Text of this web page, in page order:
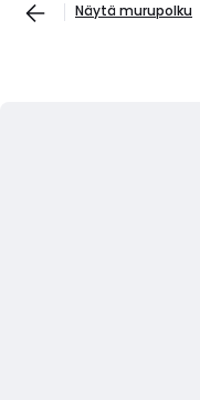
Näytä murupolku